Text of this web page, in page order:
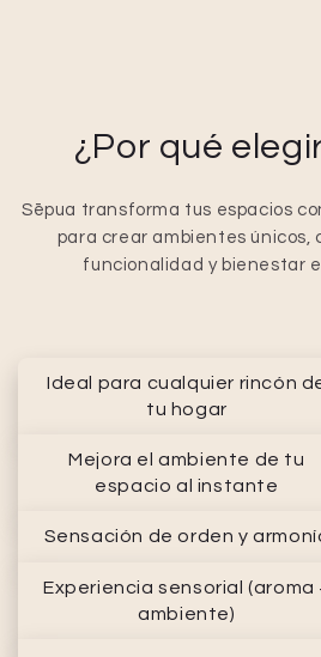
¿Por qué
Sēpua transforma tus espacios
para crear ambientes únicos,
funcionalidad y bienestar
Ideal para cualquier rincón
tu hogar
Mejora el ambiente de tu
espacio al instante
Sensación de orden y
Experiencia sensorial (aroma
ambiente)